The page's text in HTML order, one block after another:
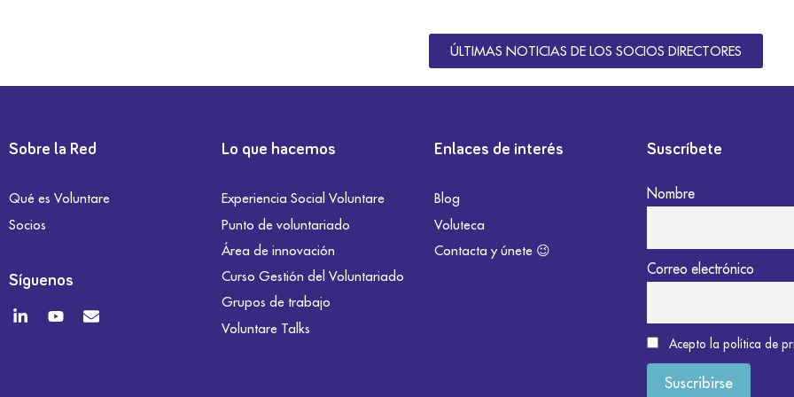
ÚLTIMAS NOTICIAS DE LOS SOCIOS DIRECTORES
Sobre la Red
Qué es Voluntare
Socios
Síguenos
Lo que hacemos
Experiencia Social Voluntare
Punto de voluntariado
Área de innovación
Curso Gestión del Voluntariado
Grupos de trabajo
Voluntare Talks
Enlaces de interés
Blog
Voluteca
Contacta y únete 😉
Suscríbete
Nombre
Correo electrónico
Acepto la política de